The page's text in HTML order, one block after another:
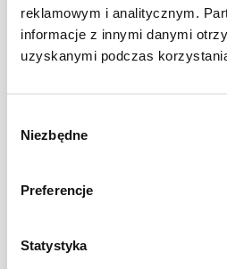
reklamowym i analitycznym.
informacje z innymi danymi
uzyskanymi podczas
zgody
Niezbędne
Preferencje
Statystyka